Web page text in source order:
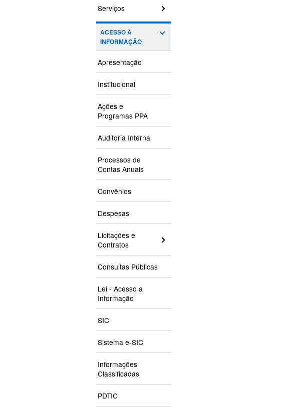
Serviços
ACESSO À
INFORMAÇÃO
Apresentação
Institucional
Ações e
Programas PPA
Auditoria Interna
Processos de
Contas Anuais
Convênios
Despesas
Licitações e
Contratos
Consultas Públicas
Lei - Acesso a
Informação
SIC
Sistema e-SIC
Informações
Classificadas
PDTIC